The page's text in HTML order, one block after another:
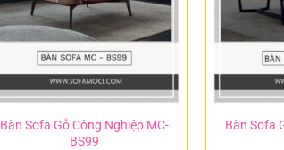
Bàn Sofa Gỗ Công Nghiệp MC-
BS99
Bàn Sofa